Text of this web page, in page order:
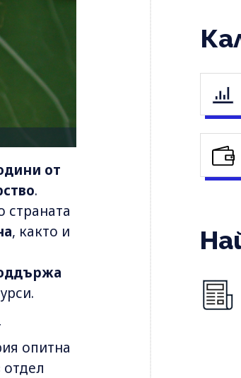
от
.
страната
, както и
опитна